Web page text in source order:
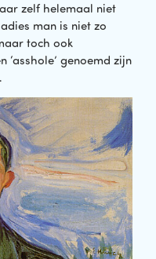
zelf helemaal niet
man is niet zo
toch ook
‘asshole’ genoemd zijn